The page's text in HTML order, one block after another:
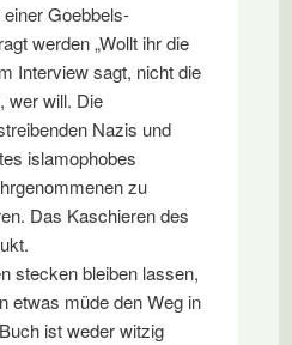
Goebbels-
werden „Wollt ihr die
Interview sagt, nicht die
wer will. Die
Nazis und
islamophobes
zu
Das Kaschieren des
stecken bleiben lassen,
etwas müde den Weg in
ist weder witzig